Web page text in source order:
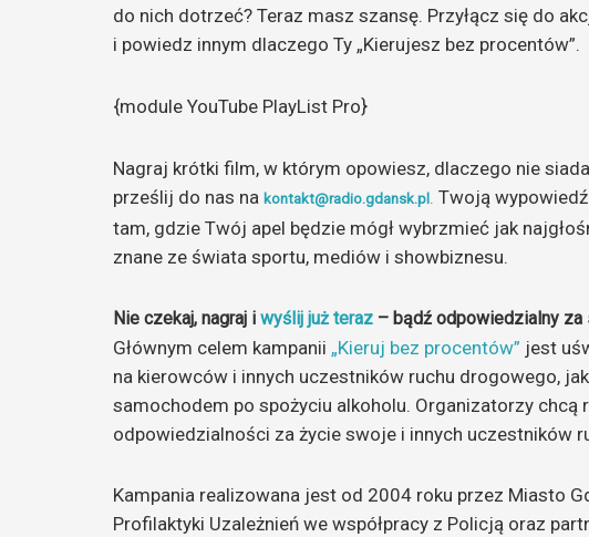
do nich dotrzeć? Teraz masz szansę. Przyłącz się do
i powiedz innym dlaczego Ty „Kierujesz bez procentów”.
{module YouTube PlayList Pro}
Nagraj krótki film, w którym opowiesz, dlaczego nie
prześlij do nas na kontakt@radio.gdansk.pl . Twoją
tam, gdzie Twój apel będzie mógł wybrzmieć jak
znane ze świata sportu, mediów i showbiznesu.
Nie czekaj, nagraj i wyślij już teraz – bądź odpowiedzialny za
Głównym celem kampanii „Kieruj bez procentów” jest
na kierowców i innych uczestników ruchu drogowego,
samochodem po spożyciu alkoholu. Organizatorzy
odpowiedzialności za życie swoje i innych uczestników
Kampania realizowana jest od 2004 roku przez Miasto
Profilaktyki Uzależnień we współpracy z Policją oraz